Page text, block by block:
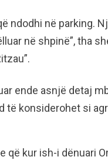
ndodhi në parking.
në shpinë”, tha
ende asnjë detaj
të konsiderohet si
kur ish-i dënuari